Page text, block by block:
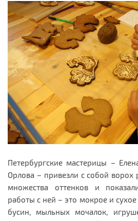
Петербургские мастерицы –
Орлова – привезли с собой ворох
множества оттенков и
работы с ней – это мокрое и сухое
бусин, мыльных мочалок,